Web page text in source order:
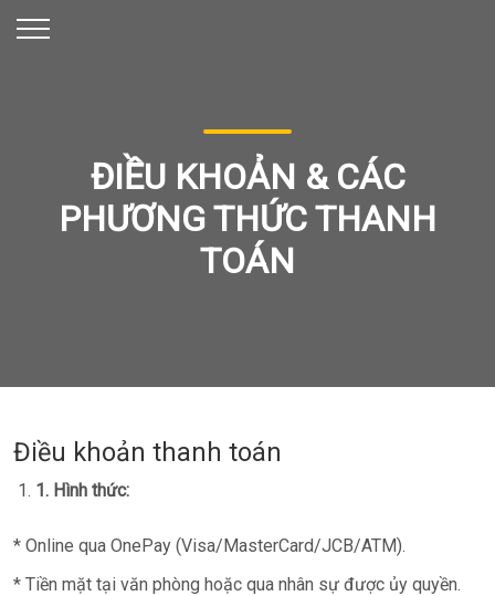
ĐIỀU KHOẢN & CÁC
PHƯƠNG THỨC THANH
TOÁN
Điều khoản thanh toán
1. Hình thức:
* Online qua OnePay (Visa/MasterCard/JCB/ATM).
* Tiền mặt tại văn phòng hoặc qua nhân sự được ủy quyền.